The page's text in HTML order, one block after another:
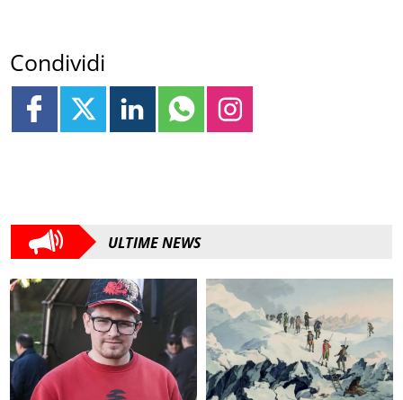
Condividi
ULTIME NEWS